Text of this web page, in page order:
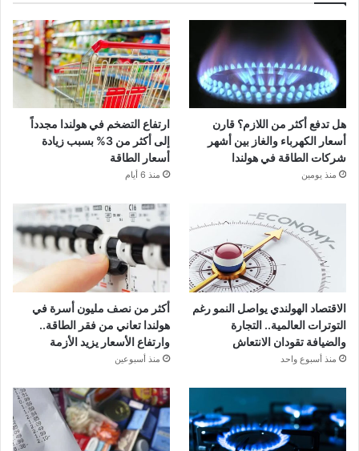
هل تدفع أكثر من اللازم؟ قارن
أسعار الكهرباء والغاز بين أشهر
شركات الطاقة في هولندا
منذ يومين
ارتفاع التضخم في هولندا مجدداً
إلى أكثر من 3% بسبب زيادة
أسعار الطاقة
منذ 6 أيام
الاقتصاد الهولندي يواصل النمو رغم
التوترات العالمية.. التجارة
والضيافة تقودان الانتعاش
منذ أسبوع واحد
أكثر من نصف مليون أسرة في
هولندا تعاني من فقر الطاقة..
وارتفاع الأسعار يزيد الأزمة
منذ أسبوعين